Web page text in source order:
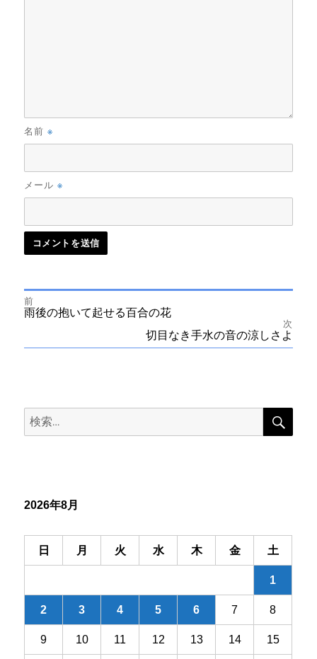
名前※
メール※
投
ゲ
ン
前
前
の
雨後の抱いて起せる百合の花
次
切目なき手水の音の涼しさよ
検
索:
検
2026年8月
日 月 火 水 木 金 土
1
2 3 4 5 6 7 8
9 10 11 12 13 14 15